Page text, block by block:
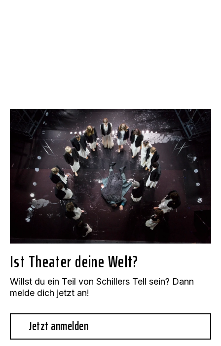
Ist Theater deine Welt?
Willst du ein Teil von Schillers Tell sein? Dann
melde dich jetzt an!
Jetzt anmelden